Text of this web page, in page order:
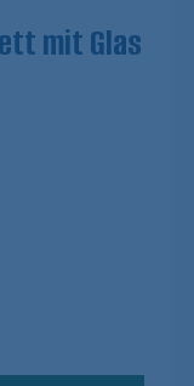
mit Glas